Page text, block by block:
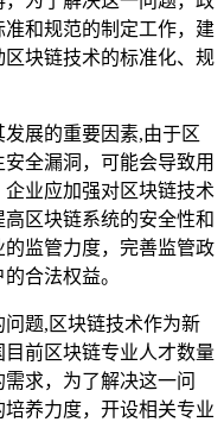
和规范的制定工作，建
块链技术的标准化、规
展的重要因素,由于区
全漏洞，可能会导致用
业应加强对区块链技术
区块链系统的安全性和
监管力度，完善监管政
合法权益。
题,区块链技术作为新
前区块链专业人才数量
求，为了解决这一问
养力度，开设相关专业